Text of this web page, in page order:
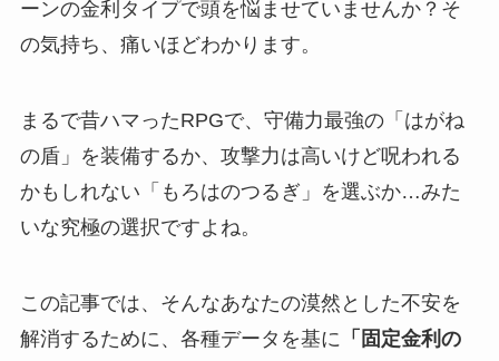
ーンの金利タイプで頭を悩ませていませんか？そ
の気持ち、痛いほどわかります。
まるで昔ハマったRPGで、守備力最強の「はがね
の盾」を装備するか、攻撃力は高いけど呪われる
かもしれない「もろはのつるぎ」を選ぶか…みた
いな究極の選択ですよね。
この記事では、そんなあなたの漠然とした不安を
解消するために、各種データを基に 「固定金利の